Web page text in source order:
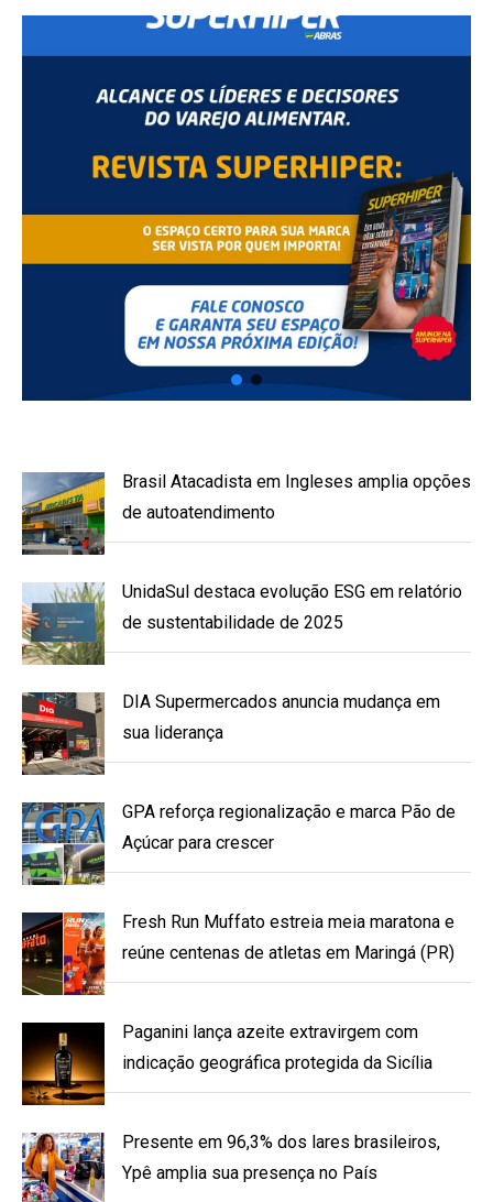
Brasil Atacadista em Ingleses amplia opções
de autoatendimento
UnidaSul destaca evolução ESG em relatório
de sustentabilidade de 2025
DIA Supermercados anuncia mudança em
sua liderança
GPA reforça regionalização e marca Pão de
Açúcar para crescer
Fresh Run Muffato estreia meia maratona e
reúne centenas de atletas em Maringá (PR)
Paganini lança azeite extravirgem com
indicação geográfica protegida da Sicília
Presente em 96,3% dos lares brasileiros,
Ypê amplia sua presença no País